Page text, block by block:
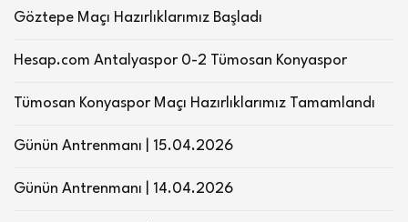
Göztepe Maçı Hazırlıklarımız Başladı
Hesap.com Antalyaspor 0-2 Tümosan Konyaspor
Tümosan Konyaspor Maçı Hazırlıklarımız Tamamlandı
Günün Antrenmanı | 15.04.2026
Günün Antrenmanı | 14.04.2026